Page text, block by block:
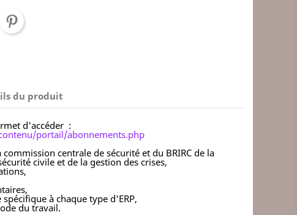
du produit
d'accéder :
portail/abonnements.php
centrale de sécurité et du BRIRC de la
civile et de la gestion des crises,
à chaque type d'ERP,
du travail.